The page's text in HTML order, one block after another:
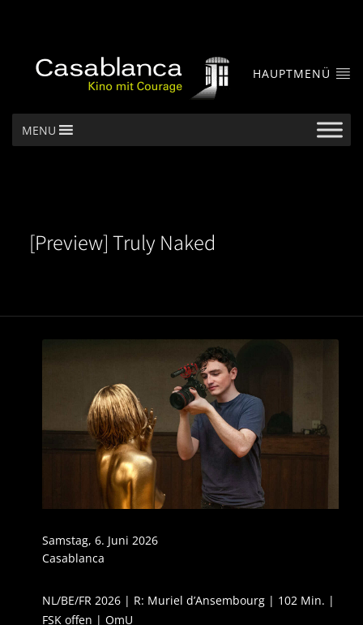
HAUPTMENÜ
MENU
[Preview] Truly Naked
Samstag, 6. Juni 2026
Casablanca
NL/BE/FR 2026 | R: Muriel d’Ansembourg | 102 Min. |
FSK offen | OmU